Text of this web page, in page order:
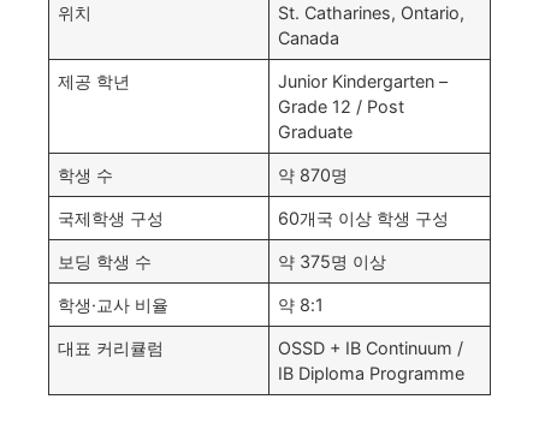
위치
St. Catharines, Ontario,
Canada
제공 학년
Junior Kindergarten –
Grade 12 / Post
Graduate
학생 수 약 870명
국제학생 구성 60개국 이상 학생 구성
보딩 학생 수 약 375명 이상
학생·교사 비율 약 8:1
대표 커리큘럼
OSSD + IB Continuum /
IB Diploma Programme